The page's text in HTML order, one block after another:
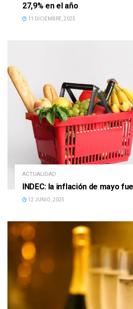
27,9% en el año
11 DICIEMBRE, 2025
ACTUALIDAD
INDEC: la inflación de mayo
12 JUNIO, 2025